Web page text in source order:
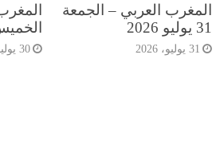
المغرب العربي – الجمعة
31 يوليو 2026
31 يوليو، 2026
الخميس 30 يوليو
30 يوليو، 2026